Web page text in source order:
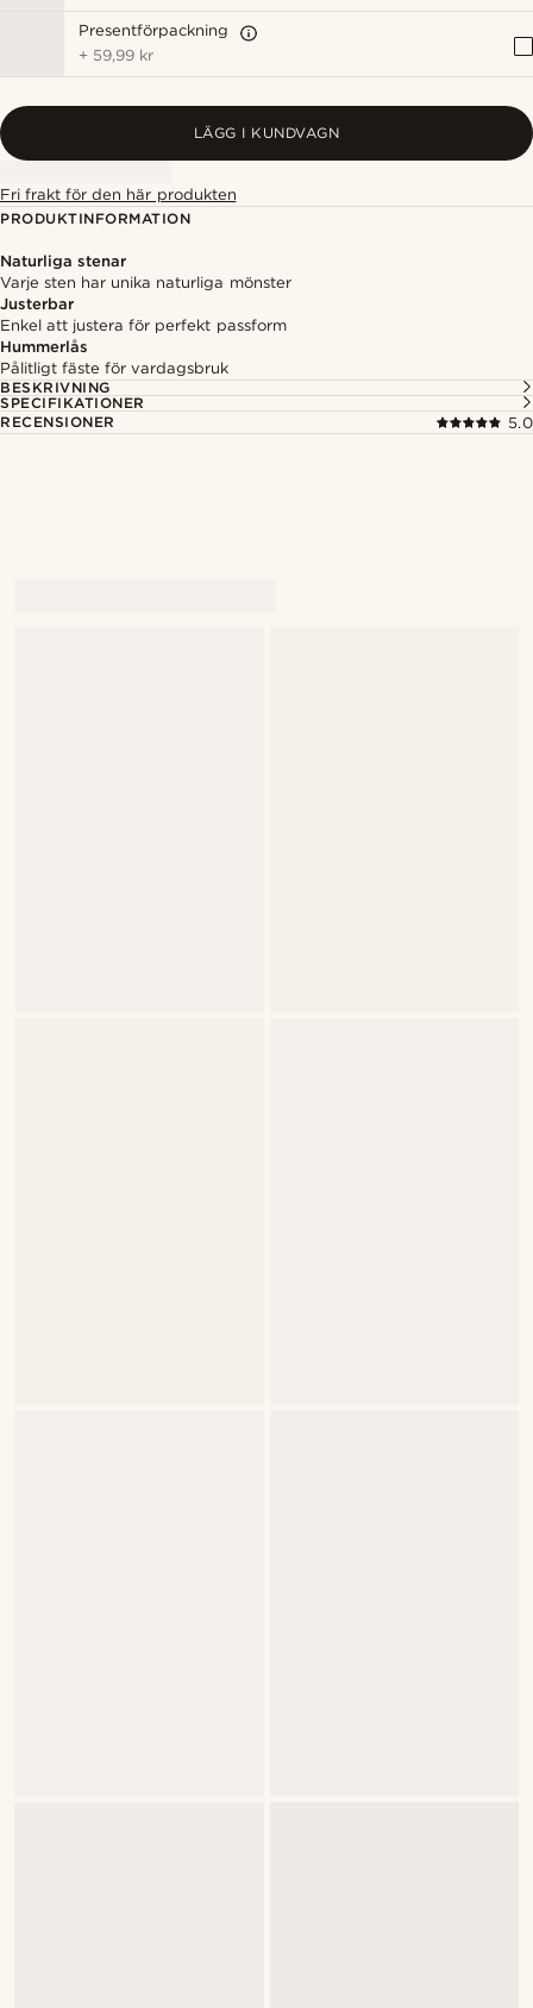
Presentförpackning
+ 59,99 kr
LÄGG I KUNDVAGN
Fri frakt för den här produkten
PRODUKTINFORMATION
Naturliga stenar
Varje sten har unika naturliga mönster
Justerbar
Enkel att justera för perfekt passform
Hummerlås
Pålitligt fäste för vardagsbruk
BESKRIVNING
SPECIFIKATIONER
RECENSIONER
5.0